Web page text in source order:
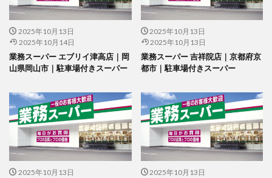
2025年10月13日
2025年10月14日
業務スーパー エブリイ津高店｜岡
山県岡山市｜駐車場付きスーパー
2025年10月13日
2025年10月13日
業務スーパー 吉祥院店｜京都府京
都市｜駐車場付きスーパー
2025年10月13日
2025年10月13日